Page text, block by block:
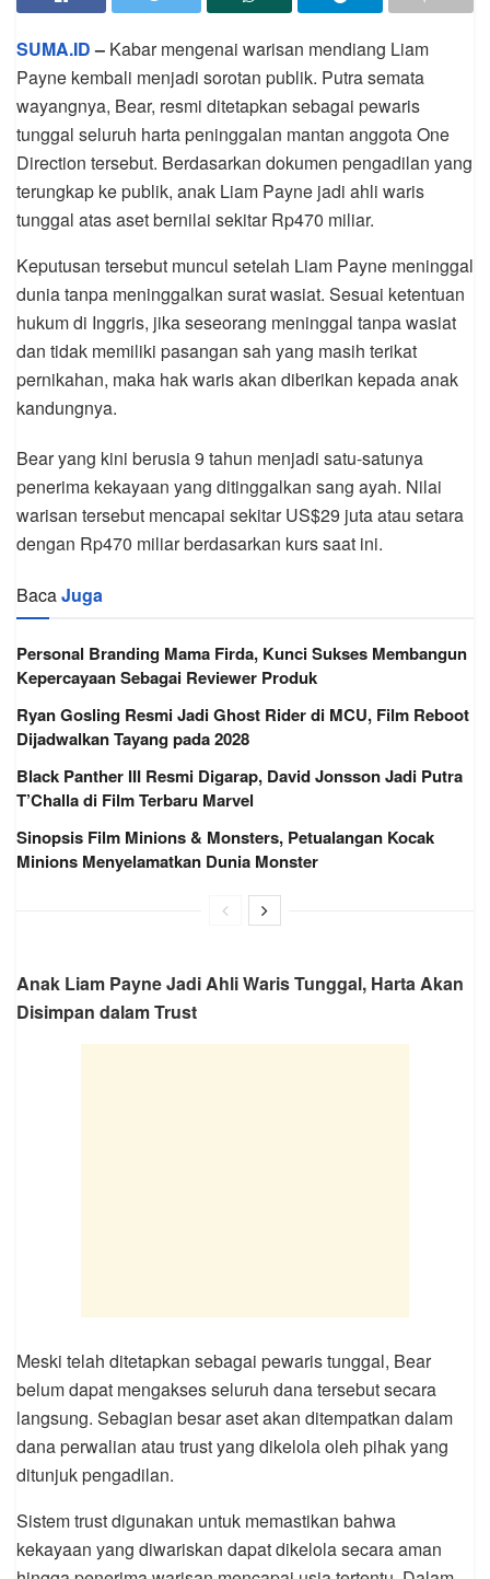
SUMA.ID– Kabar mengenai warisan mendiang Liam
Payne kembali menjadi sorotan publik. Putra semata
wayangnya, Bear, resmi ditetapkan sebagai pewaris
tunggal seluruh harta peninggalan mantan anggota One
Direction tersebut. Berdasarkan dokumen pengadilan yang
terungkap ke publik, anak Liam Payne jadi ahli waris
tunggal atas aset bernilai sekitar Rp470 miliar.
Keputusan tersebut muncul setelah Liam Payne meninggal
dunia tanpa meninggalkan surat wasiat. Sesuai ketentuan
hukum di Inggris, jika seseorang meninggal tanpa wasiat
dan tidak memiliki pasangan sah yang masih terikat
pernikahan, maka hak waris akan diberikan kepada anak
kandungnya.
Bear yang kini berusia 9 tahun menjadi satu-satunya
penerima kekayaan yang ditinggalkan sang ayah. Nilai
warisan tersebut mencapai sekitar US$29 juta atau setara
dengan Rp470 miliar berdasarkan kurs saat ini.
BacaJuga
Personal Branding Mama Firda, Kunci Sukses Membangun
Kepercayaan Sebagai Reviewer Produk
Ryan Gosling Resmi Jadi Ghost Rider di MCU, Film Reboot
Dijadwalkan Tayang pada 2028
Black Panther III Resmi Digarap, David Jonsson Jadi Putra
T’Challa di Film Terbaru Marvel
Sinopsis Film Minions & Monsters, Petualangan Kocak
Minions Menyelamatkan Dunia Monster
Anak Liam Payne Jadi Ahli Waris Tunggal, Harta Akan
Disimpan dalam Trust
Meski telah ditetapkan sebagai pewaris tunggal, Bear
belum dapat mengakses seluruh dana tersebut secara
langsung. Sebagian besar aset akan ditempatkan dalam
dana perwalian atau trust yang dikelola oleh pihak yang
ditunjuk pengadilan.
Sistem trust digunakan untuk memastikan bahwa
kekayaan yang diwariskan dapat dikelola secara aman